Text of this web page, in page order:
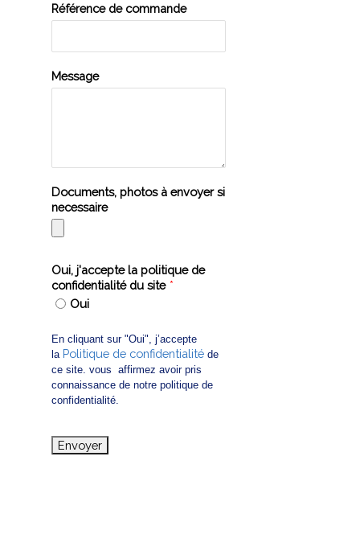
Référence de commande
Message
Documents, photos à envoyer si
necessaire
Oui, j'accepte la politique de
confidentialité du site *
Oui
En cliquant sur "Oui", j’accepte
la Politique de confidentialitéde
ce site. vous affirmez avoir pris
connaissance de notre politique de
confidentialité.
Envoyer